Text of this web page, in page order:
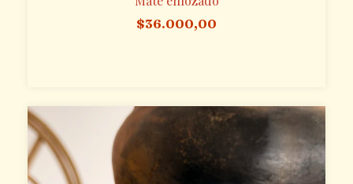
$36.000,00